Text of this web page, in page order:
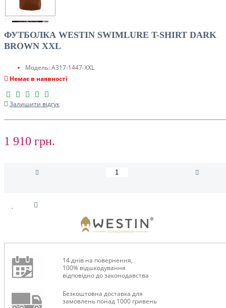
ФУТБОЛКА WESTIN SWIMLURE T-SHIRT DARK
BROWN XXL
Модель:A317-1447-XXL
Немає в наявності
Залишити відгук
1 910 грн.
14 днів на повернення,
100% відшкодування
відповідно до законодавства
Безкоштовна доставка для
замовлень понад 1000 гривень